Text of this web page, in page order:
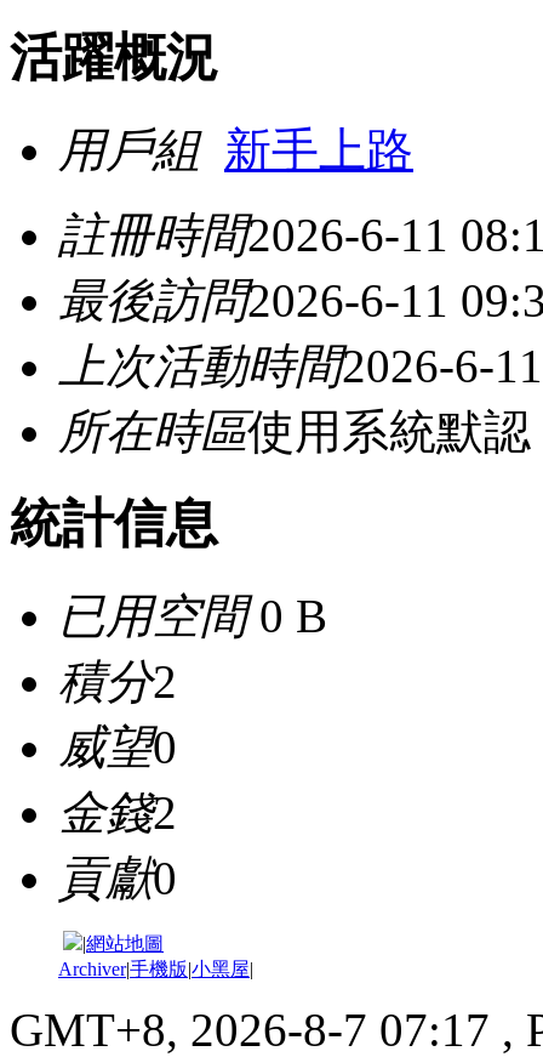
活躍概況
用戶組 新手上路
註冊時間2026-6-11
最後訪問2026-6-11
上次活動時間2026-6-
所在時區使用系統默認
統計信息
已用空間0 B
積分2
威望0
金錢2
貢獻0
|網站地圖
Archiver|手機版|小黑屋|
GMT+8, 2026-8-7 07:17 ,